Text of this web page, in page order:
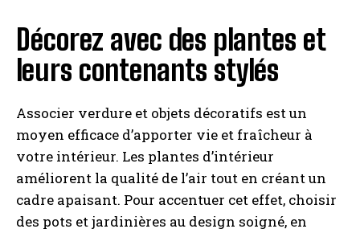
Décorez avec des plantes et
leurs contenants stylés
Associer verdure et objets décoratifs est un
moyen efficace d’apporter vie et fraîcheur à
votre intérieur. Les plantes d’intérieur
améliorent la qualité de l’air tout en créant un
cadre apaisant. Pour accentuer cet effet, choisir
des pots et jardinières au design soigné, en